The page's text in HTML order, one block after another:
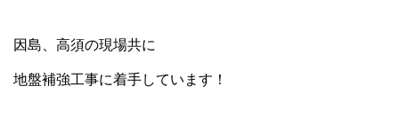
因島、高須の現場共に
地盤補強工事に着手しています！